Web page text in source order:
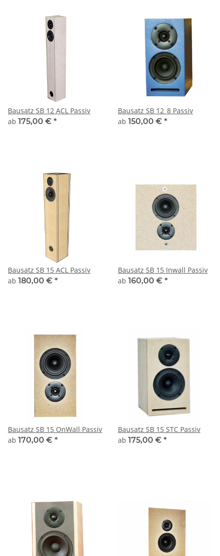
Bausatz SB 12 ACL Passiv
ab 175,00 € *
Bausatz SB 12_8 Passiv
ab 150,00 € *
Bausatz SB 15 ACL Passiv
ab 180,00 € *
Bausatz SB 15 Inwall Passiv
ab 160,00 € *
Bausatz SB 15 OnWall Passiv
ab 170,00 € *
Bausatz SB 15 STC Passiv
ab 175,00 € *